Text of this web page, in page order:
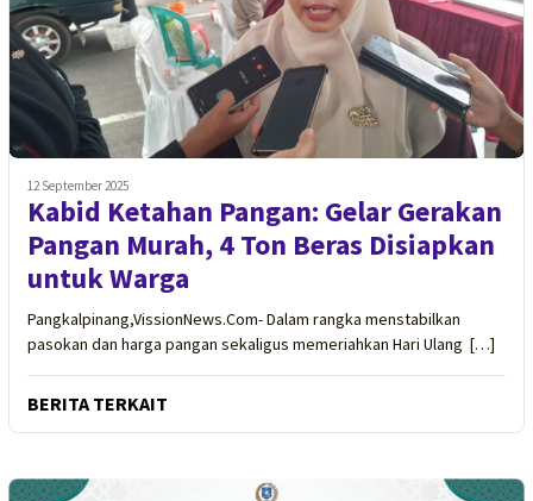
12 September 2025
Kabid Ketahan Pangan: Gelar Gerakan
Pangan Murah, 4 Ton Beras Disiapkan
untuk Warga
Pangkalpinang,VissionNews.Com- Dalam rangka menstabilkan
pasokan dan harga pangan sekaligus memeriahkan Hari Ulang […]
BERITA TERKAIT